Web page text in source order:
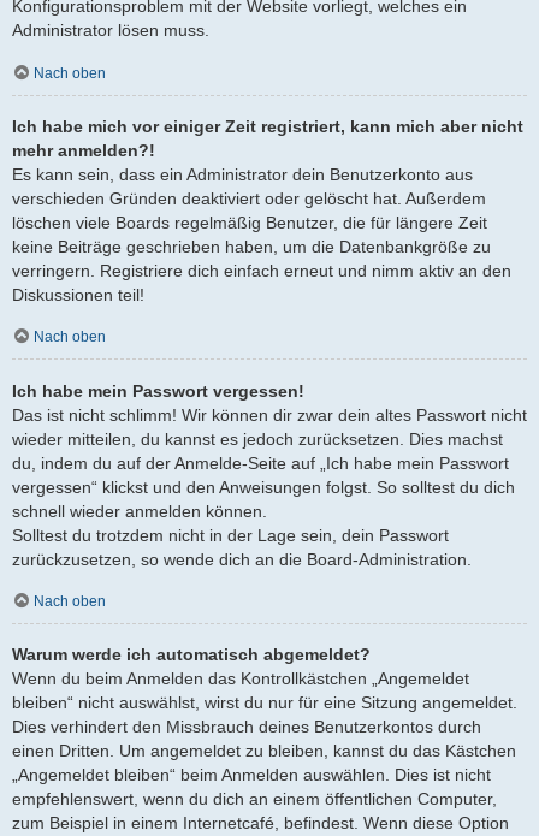
Konfigurationsproblem mit der Website vorliegt, welches ein
Administrator lösen muss.
Nach oben
Ich habe mich vor einiger Zeit registriert, kann mich aber nicht
mehr anmelden?!
Es kann sein, dass ein Administrator dein Benutzerkonto aus
verschieden Gründen deaktiviert oder gelöscht hat. Außerdem
löschen viele Boards regelmäßig Benutzer, die für längere Zeit
keine Beiträge geschrieben haben, um die Datenbankgröße zu
verringern. Registriere dich einfach erneut und nimm aktiv an den
Diskussionen teil!
Nach oben
Ich habe mein Passwort vergessen!
Das ist nicht schlimm! Wir können dir zwar dein altes Passwort nicht
wieder mitteilen, du kannst es jedoch zurücksetzen. Dies machst
du, indem du auf der Anmelde-Seite auf „Ich habe mein Passwort
vergessen“ klickst und den Anweisungen folgst. So solltest du dich
schnell wieder anmelden können.
Solltest du trotzdem nicht in der Lage sein, dein Passwort
zurückzusetzen, so wende dich an die Board-Administration.
Nach oben
Warum werde ich automatisch abgemeldet?
Wenn du beim Anmelden das Kontrollkästchen „Angemeldet
bleiben“ nicht auswählst, wirst du nur für eine Sitzung angemeldet.
Dies verhindert den Missbrauch deines Benutzerkontos durch
einen Dritten. Um angemeldet zu bleiben, kannst du das Kästchen
„Angemeldet bleiben“ beim Anmelden auswählen. Dies ist nicht
empfehlenswert, wenn du dich an einem öffentlichen Computer,
zum Beispiel in einem Internetcafé, befindest. Wenn diese Option